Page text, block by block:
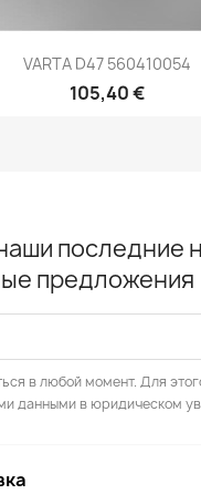
VARTA D47 560410054
105,40 €
последние
предложения
в любой момент. Для
данными в юридическом